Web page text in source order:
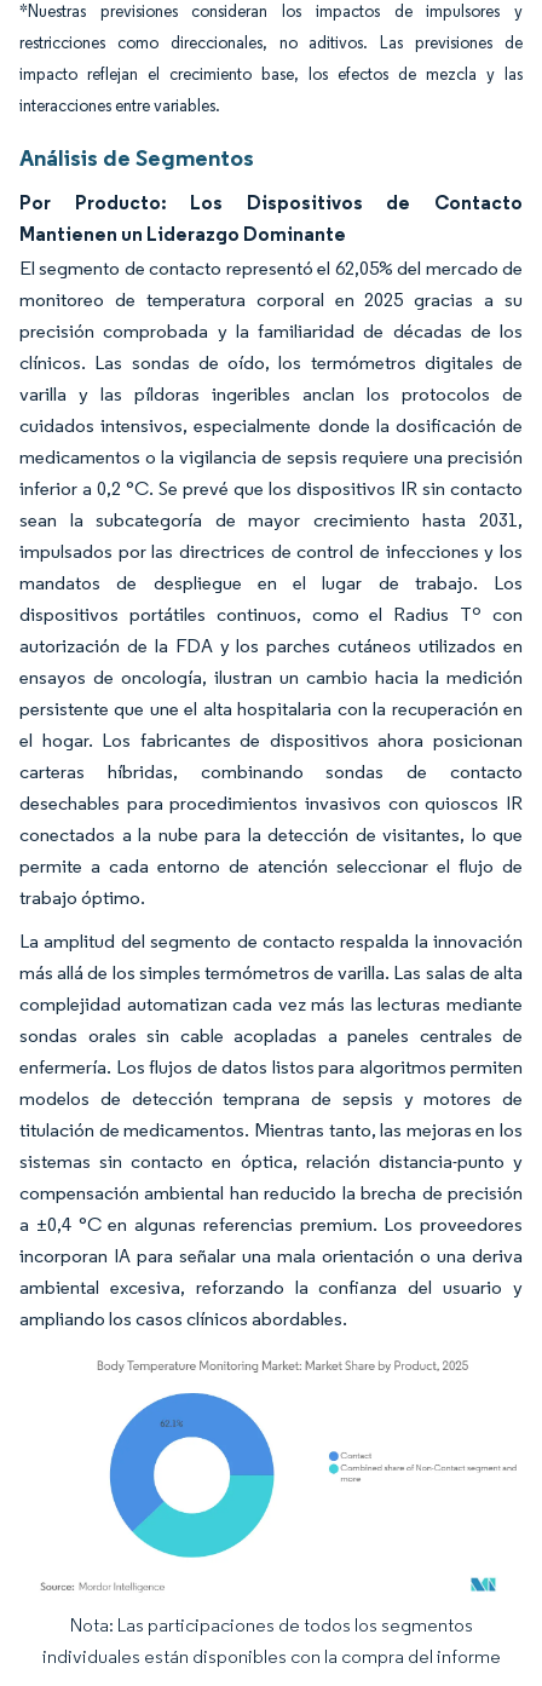
*Nuestras previsiones consideran los impactos de impulsores y
restricciones como direccionales, no aditivos. Las previsiones de
impacto reflejan el crecimiento base, los efectos de mezcla y las
interacciones entre variables.
Análisis de Segmentos
Por Producto: Los Dispositivos de Contacto
Mantienen un Liderazgo Dominante
El segmento de contacto representó el 62,05% del mercado de
monitoreo de temperatura corporal en 2025 gracias a su
precisión comprobada y la familiaridad de décadas de los
clínicos. Las sondas de oído, los termómetros digitales de
varilla y las píldoras ingeribles anclan los protocolos de
cuidados intensivos, especialmente donde la dosificación de
medicamentos o la vigilancia de sepsis requiere una precisión
inferior a 0,2 °C. Se prevé que los dispositivos IR sin contacto
sean la subcategoría de mayor crecimiento hasta 2031,
impulsados por las directrices de control de infecciones y los
mandatos de despliegue en el lugar de trabajo. Los
dispositivos portátiles continuos, como el Radius Tº con
autorización de la FDA y los parches cutáneos utilizados en
ensayos de oncología, ilustran un cambio hacia la medición
persistente que une el alta hospitalaria con la recuperación en
el hogar. Los fabricantes de dispositivos ahora posicionan
carteras híbridas, combinando sondas de contacto
desechables para procedimientos invasivos con quioscos IR
conectados a la nube para la detección de visitantes, lo que
permite a cada entorno de atención seleccionar el flujo de
trabajo óptimo.
La amplitud del segmento de contacto respalda la innovación
más allá de los simples termómetros de varilla. Las salas de alta
complejidad automatizan cada vez más las lecturas mediante
sondas orales sin cable acopladas a paneles centrales de
enfermería. Los flujos de datos listos para algoritmos permiten
modelos de detección temprana de sepsis y motores de
titulación de medicamentos. Mientras tanto, las mejoras en los
sistemas sin contacto en óptica, relación distancia-punto y
compensación ambiental han reducido la brecha de precisión
a ±0,4 °C en algunas referencias premium. Los proveedores
incorporan IA para señalar una mala orientación o una deriva
ambiental excesiva, reforzando la confianza del usuario y
ampliando los casos clínicos abordables.
Imagen © Mordor Intelligence. El uso requiere atribución según CC BY 4.0.
Nota: Las participaciones de todos los segmentos
individuales están disponibles con la compra del informe